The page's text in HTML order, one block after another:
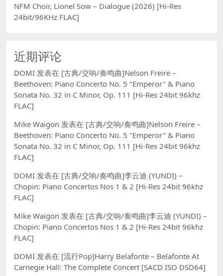
NFM Choir, Lionel Sow – Dialogue (2026) [Hi-Res
24bit/96KHz FLAC]
近期评论
DOMI 发表在 [古典/交响/奏鸣曲]Nelson Freire –
Beethoven: Piano Concerto No. 5 "Emperor" & Piano
Sonata No. 32 in C Minor, Op. 111 [Hi-Res 24bit 96khz
FLAC]
Mike Waigon 发表在 [古典/交响/奏鸣曲]Nelson Freire –
Beethoven: Piano Concerto No. 5 "Emperor" & Piano
Sonata No. 32 in C Minor, Op. 111 [Hi-Res 24bit 96khz
FLAC]
DOMI 发表在 [古典/交响/奏鸣曲]李云迪 (YUNDI) –
Chopin: Piano Concertos Nos 1 & 2 [Hi-Res 24bit 96khz
FLAC]
Mike Waigon 发表在 [古典/交响/奏鸣曲]李云迪 (YUNDI) –
Chopin: Piano Concertos Nos 1 & 2 [Hi-Res 24bit 96khz
FLAC]
DOMI 发表在 [流行Pop]Harry Belafonte – Belafonte At
Carnegie Hall: The Complete Concert [SACD ISO DSD64]